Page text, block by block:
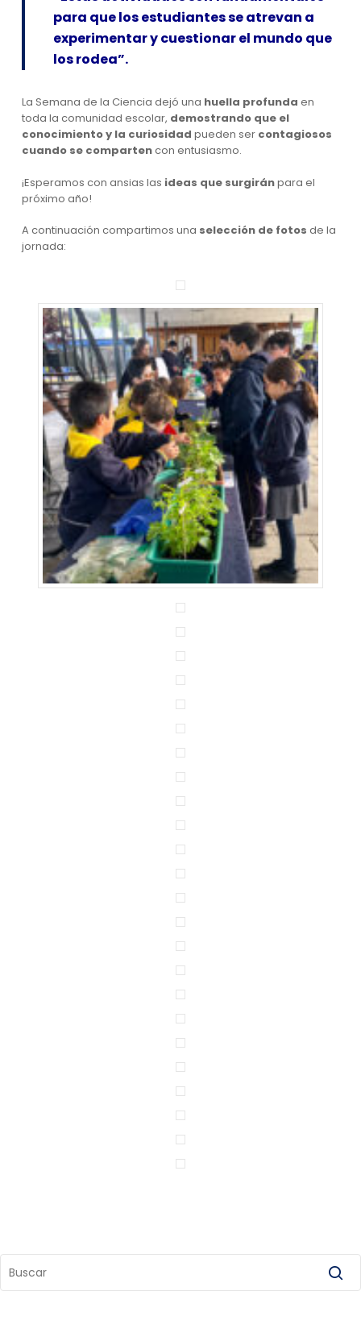
para que los estudiantes se atrevan a
experimentar y cuestionar el mundo que
los rodea”.
La Semana de la Ciencia dejó una huella profunda en
toda la comunidad escolar, demostrando que el
conocimiento y la curiosidad pueden ser contagiosos
cuando se compartencon entusiasmo.
¡Esperamos con ansias las ideas que surgiránpara el
próximo año!
A continuación compartimos una selección de fotos de la
jornada: